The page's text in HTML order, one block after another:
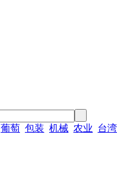
葡萄 包装 机械 农业 台湾